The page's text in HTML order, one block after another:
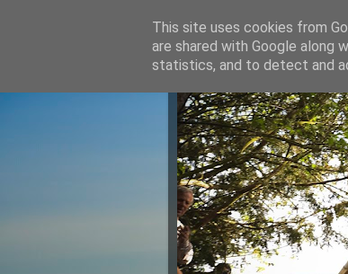
Razvan
This site uses cookies from
are shared with Google along
statistics, and to detect and